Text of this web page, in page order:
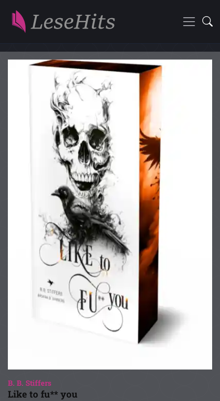
B. B. Stiffers
Like to fu** you